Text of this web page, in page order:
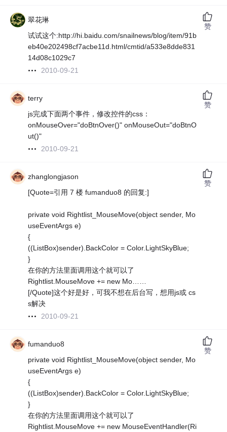
翠花琳
试试这个:http://hi.baidu.com/snailnews/blog/item/91b
eb40e202498cf7acbe11d.html/cmtid/a533e8dde831
14d08c1029c7
2010-09-21
赞
terry
js完成下面两个事件，修改控件的css：
onMouseOver="doBtnOver()" onMouseOut="doBtnO
ut()"
2010-09-21
赞
zhanglongjason
[Quote=引用 7 楼 fumanduo8 的回复:]
private void Rightlist_MouseMove(object sender, Mo
useEventArgs e)
{
((ListBox)sender).BackColor = Color.LightSkyBlue;
}
在你的方法里面调用这个就可以了
Rightlist.MouseMove += new Mo……
[/Quote]这个好是好，可我不想在后台写，想用js或 cs
s解决
2010-09-21
赞
fumanduo8
private void Rightlist_MouseMove(object sender, Mo
useEventArgs e)
{
((ListBox)sender).BackColor = Color.LightSkyBlue;
}
在你的方法里面调用这个就可以了
Rightlist.MouseMove += new MouseEventHandler(Ri
赞